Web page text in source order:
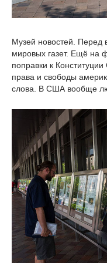
Музей новостей. Перед
мировых газет. Ещё на
поправки к
права и свободы
слова. В США вообще